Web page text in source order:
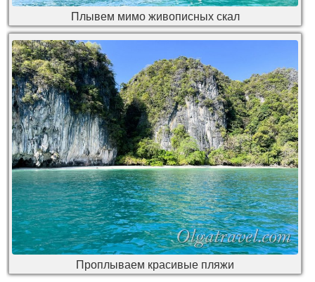
Плывем мимо живописных скал
Проплываем красивые пляжи